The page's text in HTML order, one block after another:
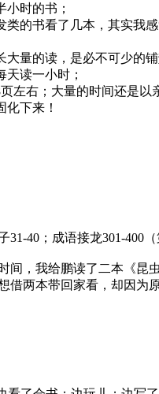
时的书；
的书看了几本，其实我
量的读，是必不可少的铺
读一小时；
；大量的时间还是以亲
下来！
40；成语接龙301-400
间，我给鹏读了二本《
借两本带回家看，却因